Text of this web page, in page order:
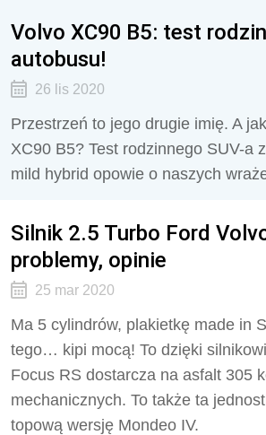
Volvo XC90 B5: test
autobusu!
26 lis 2020
Przestrzeń to jego drugie imię. A
XC90 B5? Test rodzinnego SUV-a
mild hybrid opowie o naszych
Silnik 2.5 Turbo Ford
problemy, opinie
25 mar 2020
Ma 5 cylindrów, plakietkę made in
tego… kipi mocą! To dzięki
Focus RS dostarcza na asfalt 305
mechanicznych. To także ta
topową wersję Mondeo IV.